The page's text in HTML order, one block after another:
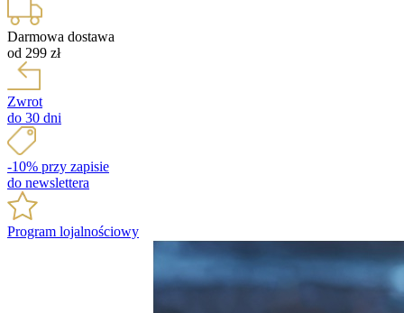
Darmowa dostawa
od 299 zł
Zwrot
do 30 dni
-10% przy zapisie
do newslettera
Program lojalnościowy